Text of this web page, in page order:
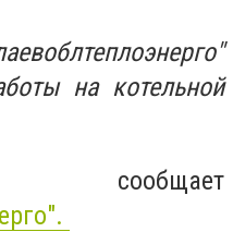
на котельной